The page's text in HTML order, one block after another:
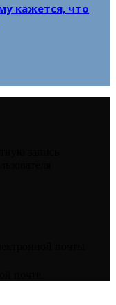
кажется, что